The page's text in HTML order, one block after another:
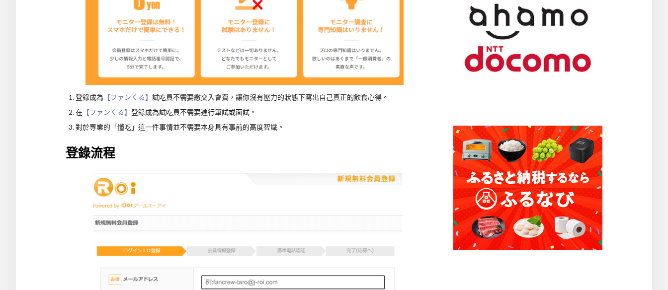
登錄成為 【ファンくる】 試吃員不需要繳交入會費，讓你沒有壓力的狀態下寫出自己真正的飲食心得。
在 【ファンくる】 登錄成為試吃員不需要進行筆試或面試。
對於專業的「懂吃」這一件事情並不需要本身具有事前的高度智識。
登錄流程